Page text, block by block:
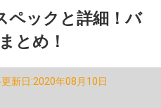
ペックと詳細！バ
とめ！
新日:2020年08月10日